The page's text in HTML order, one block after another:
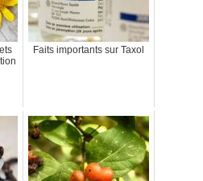
Faits importants sur Taxol